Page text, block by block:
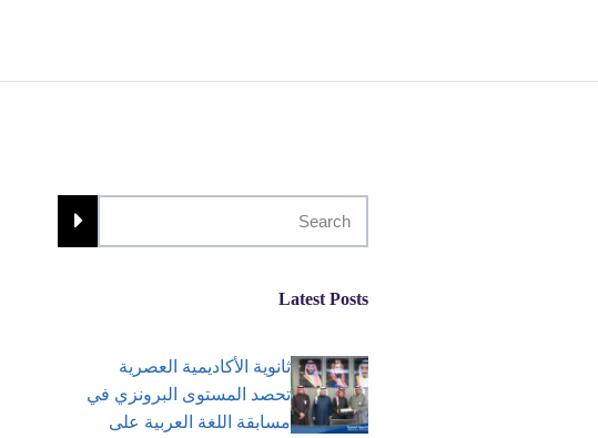
Latest Posts
ثانوية الأكاديمية العصرية
تحصد المستوى البرونزي في
مسابقة اللغة العربية على